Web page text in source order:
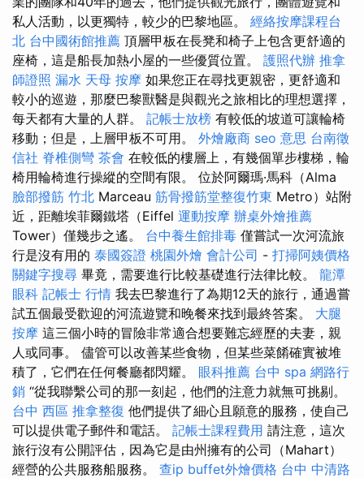
私人活動，以更獨特，較少的巴黎地區。 經絡按摩課程台
北 台中國術館推薦 頂層甲板在長凳和椅子上包含更舒適的
座椅，這是船長加熱小屋的一些優質位置。 護照代辦 推拿
師證照 漏水 天母 按摩 如果您正在尋找更親密，更舒適和
較小的巡遊，那麼巴黎獸醫是與觀光之旅相比的理想選擇，
每天都有大量的人群。 記帳士放榜 有較低的坡道可讓輪椅
移動；但是，上層甲板不可用。 外燴廠商 seo 意思 台南徵
信社 脊椎側彎 茶會 在較低的樓層上，有幾個單步樓梯，輪
椅用輪椅進行操縱的空間有限。 位於阿爾瑪·馬科（Alma
臉部撥筋 竹北 Marceau 筋骨撥筋堂整復竹東 Metro）站附
近，距離埃菲爾鐵塔（Eiffel 運動按摩 辦桌外燴推薦
Tower）僅幾步之遙。 台中養生館排毒 僅嘗試一次河流旅
行是沒有用的 泰國簽證 桃園外燴 會計公司 - 打掃阿姨價格
關鍵字搜尋 畢竟，需要進行比較基礎進行法律比較。 龍潭
眼科 記帳士 行情 我去巴黎進行了為期12天的旅行，通過嘗
試五個最受歡迎的河流遊覽和晚餐來找到最終答案。 大腿
按摩 這三個小時的冒險非常適合想要難忘經歷的夫妻，親
人或同事。 儘管可以改善某些食物，但某些菜餚確實被堆
積了，它們在任何餐廳都閃耀。 眼科推薦 台中 spa 網路行
銷 “從我聯繫公司的那一刻起，他們的注意力就無可挑剔。
台中 西區 推拿整復 他們提供了細心且願意的服務，使自己
可以提供電子郵件和電話。 記帳士課程費用 請注意，這次
旅行沒有公開評估，因為它是由州擁有的公司（Mahart）
經營的公共服務船服務。 查ip buffet外燴價格 台中 中清路